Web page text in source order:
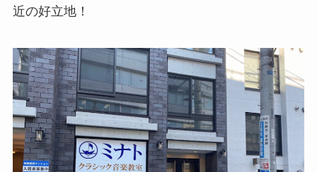
近の好立地！